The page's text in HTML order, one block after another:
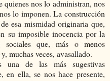
quienes nos lo administran, nos
lo imponen. La construcción
esa mismidad originaria que,
su imposible inocencia por la
sociales que, más o menos
muchas veces, avasallado.
de las más sugestivas
en ella, se nos hace presente,